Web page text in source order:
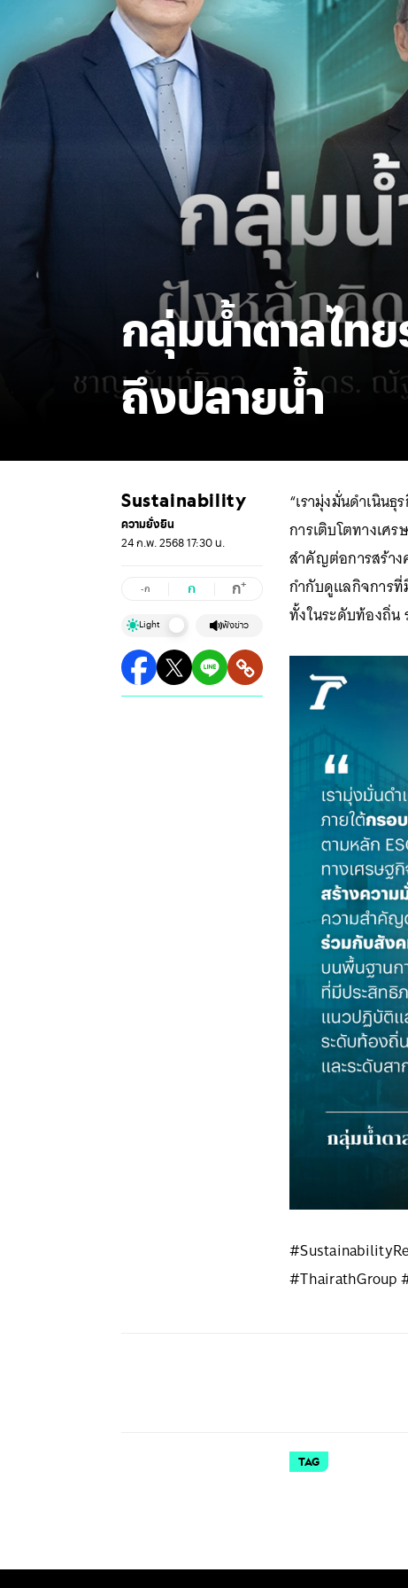
กลุ่มน้ำตาลไท
ถึงปลายน้ำ
Sustainability
ความยั่งยืน
24 ก.พ. 2568 17:30 น.
-ก ก ก+
Light ฟังข่าว
“เรามุ่งมั่นดำเนิน
การเติบโตทางเศ
สำคัญต่อการสร้า
กำกับดูแลกิจการ
ทั้งในระดับท้องถิ่น
#ThairathGroup
TAG